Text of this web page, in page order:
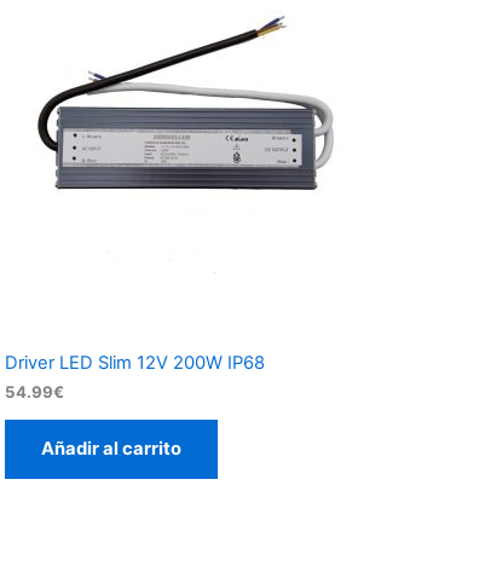
Driver LED Slim 12V 200W IP68
54.99€
Añadir al carrito